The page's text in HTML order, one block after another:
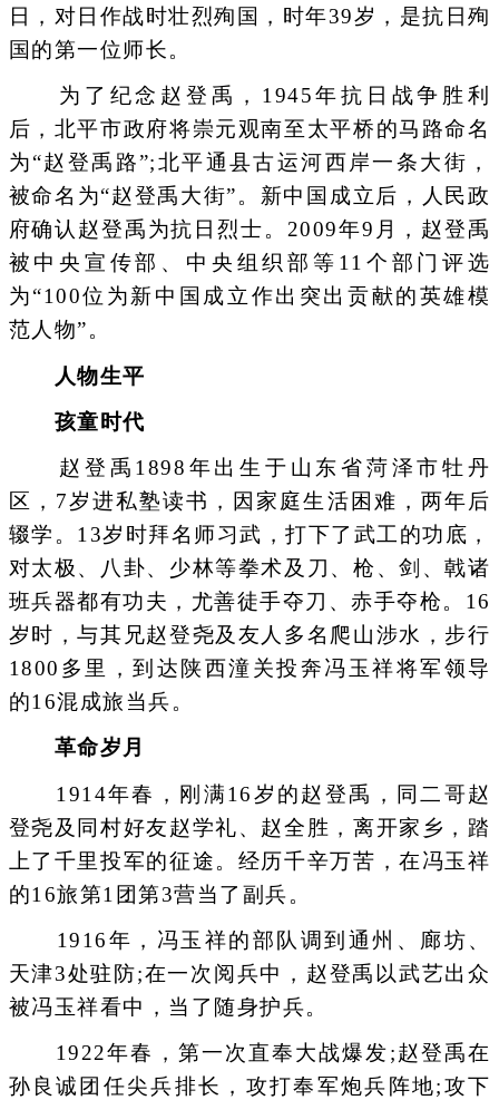
日，对日作战时壮烈殉国，时年39岁，是抗日殉
国的第一位师长。
为了纪念赵登禹，1945年抗日战争胜利
后，北平市政府将崇元观南至太平桥的马路命名
为“赵登禹路”;北平通县古运河西岸一条大街，
被命名为“赵登禹大街”。新中国成立后，人民政
府确认赵登禹为抗日烈士。2009年9月，赵登禹
被中央宣传部、中央组织部等11个部门评选
为“100位为新中国成立作出突出贡献的英雄模
范人物”。
人物生平
孩童时代
赵登禹1898年出生于山东省菏泽市牡丹
区，7岁进私塾读书，因家庭生活困难，两年后
辍学。13岁时拜名师习武，打下了武工的功底，
对太极、八卦、少林等拳术及刀、枪、剑、戟诸
班兵器都有功夫，尤善徒手夺刀、赤手夺枪。16
岁时，与其兄赵登尧及友人多名爬山涉水，步行
1800多里，到达陕西潼关投奔冯玉祥将军领导
的16混成旅当兵。
革命岁月
1914年春，刚满16岁的赵登禹，同二哥赵
登尧及同村好友赵学礼、赵全胜，离开家乡，踏
上了千里投军的征途。经历千辛万苦，在冯玉祥
的16旅第1团第3营当了副兵。
1916年，冯玉祥的部队调到通州、廊坊、
天津3处驻防;在一次阅兵中，赵登禹以武艺出众
被冯玉祥看中，当了随身护兵。
1922年春，第一次直奉大战爆发;赵登禹在
孙良诚团任尖兵排长，攻打奉军炮兵阵地;攻下